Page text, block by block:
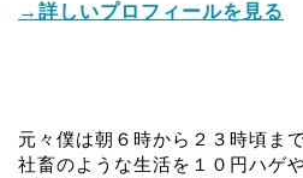
→詳しいプロフィールを見る
元々僕は朝６時から２３時頃ま
社畜のような生活を１０円ハゲ